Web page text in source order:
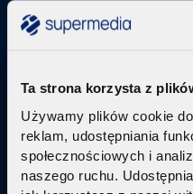
Ta strona korzysta z
Używamy plików cookie
reklam, udostępniania
społecznościowych i
naszego ruchu.
Telewizja Replay
Pakiety internetu z
technologi IPTV Replay